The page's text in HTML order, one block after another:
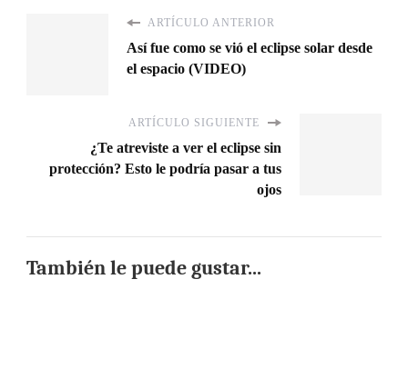
ARTÍCULO ANTERIOR
Así fue como se vió el eclipse solar desde
el espacio (VIDEO)
ARTÍCULO SIGUIENTE
¿Te atreviste a ver el eclipse sin
protección? Esto le podría pasar a tus
ojos
También le puede gustar...